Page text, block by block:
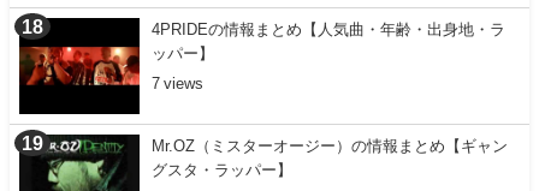
4PRIDEの情報まとめ【人気曲・年齢・出身地・ラ
ッパー】
7
Mr.OZ（ミスターオージー）の情報まとめ【ギャン
グスタ・ラッパー】